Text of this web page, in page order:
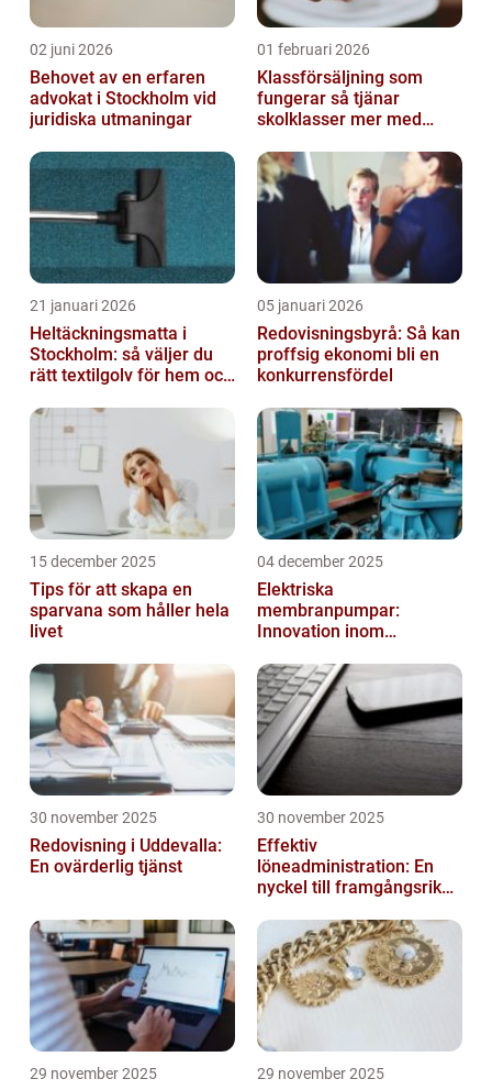
02 juni 2026
Behovet av en erfaren
advokat i Stockholm vid
juridiska utmaningar
01 februari 2026
Klassförsäljning som
fungerar så tjänar
skolklasser mer med
21 januari 2026
Heltäckningsmatta i
Stockholm: så väljer du
rätt textilgolv för hem och
05 januari 2026
Redovisningsbyrå: Så kan
proffsig ekonomi bli en
konkurrensfördel
15 december 2025
Tips för att skapa en
sparvana som håller hela
livet
04 december 2025
Elektriska
membranpumpar:
Innovation inom
30 november 2025
Redovisning i Uddevalla:
En ovärderlig tjänst
30 november 2025
Effektiv
löneadministration: En
nyckel till framgångsrika
29 november 2025 29 november 2025